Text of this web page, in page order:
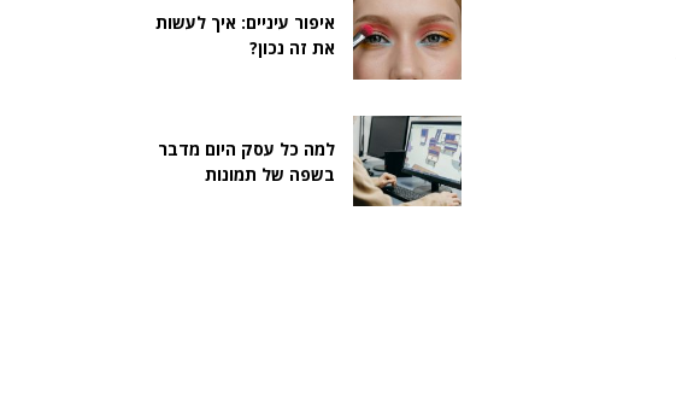
איפור עיניים: איך לעשות
את זה נכון?
למה כל עסק היום מדבר
בשפה של תמונות